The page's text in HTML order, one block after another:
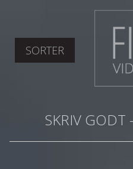
SORTER
SKRIV GODT